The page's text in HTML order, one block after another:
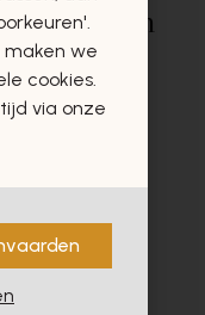
u zeker en
maken we
cookies.
via onze